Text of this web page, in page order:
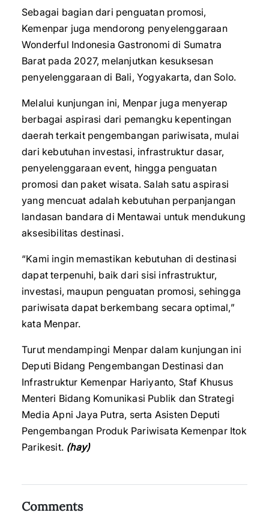
Sebagai bagian dari penguatan promosi,
Kemenpar juga mendorong penyelenggaraan
Wonderful Indonesia Gastronomi di Sumatra
Barat pada 2027, melanjutkan kesuksesan
penyelenggaraan di Bali, Yogyakarta, dan Solo.
Melalui kunjungan ini, Menpar juga menyerap
berbagai aspirasi dari pemangku kepentingan
daerah terkait pengembangan pariwisata, mulai
dari kebutuhan investasi, infrastruktur dasar,
penyelenggaraan event, hingga penguatan
promosi dan paket wisata. Salah satu aspirasi
yang mencuat adalah kebutuhan perpanjangan
landasan bandara di Mentawai untuk mendukung
aksesibilitas destinasi.
“Kami ingin memastikan kebutuhan di destinasi
dapat terpenuhi, baik dari sisi infrastruktur,
investasi, maupun penguatan promosi, sehingga
pariwisata dapat berkembang secara optimal,”
kata Menpar.
Turut mendampingi Menpar dalam kunjungan ini
Deputi Bidang Pengembangan Destinasi dan
Infrastruktur Kemenpar Hariyanto, Staf Khusus
Menteri Bidang Komunikasi Publik dan Strategi
Media Apni Jaya Putra, serta Asisten Deputi
Pengembangan Produk Pariwisata Kemenpar Itok
Parikesit. (hay)
Comments